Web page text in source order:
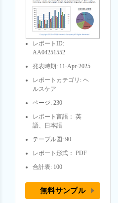
レポートID:
AA04251552
発表時期: 11-Apr-2025
レポートカテゴリ: ヘ
ルスケア
ページ: 230
レポート言語： 英
語、日本語
テーブル図: 90
レポート形式： PDF
合計表: 100
無料サンプル